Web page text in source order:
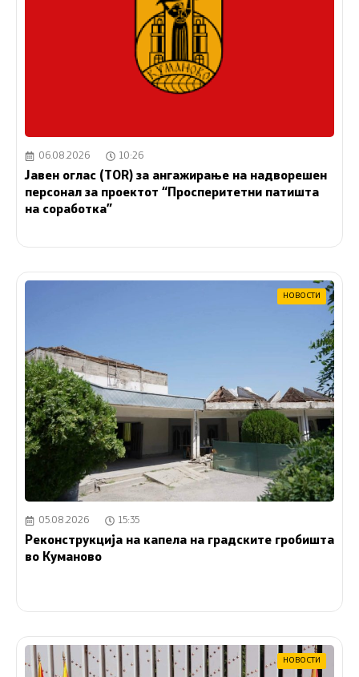
06.08.2026 10:26
Јавен оглас (ТОR) за ангажирање на надворешен
персонал за проектот “Просперитетни патишта
на соработка”
НОВОСТИ
05.08.2026 15:35
Реконструкција на капела на градските гробишта
во Куманово
НОВОСТИ